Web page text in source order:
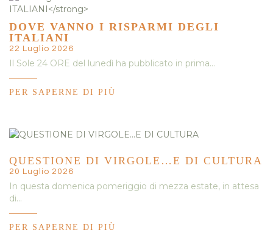
DOVE VANNO I RISPARMI DEGLI
ITALIANI
22 Luglio 2026
Il Sole 24 ORE del lunedì ha pubblicato in prima…
PER SAPERNE DI PIÙ
QUESTIONE DI VIRGOLE…E DI CULTURA
20 Luglio 2026
In questa domenica pomeriggio di mezza estate, in attesa
di…
PER SAPERNE DI PIÙ